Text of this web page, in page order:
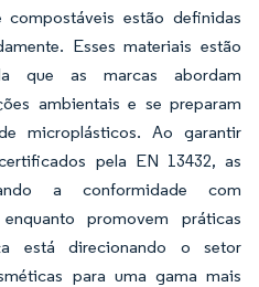
estão definidas
Esses materiais estão
que as marcas abordam
ambientais e se preparam
microplásticos. Ao garantir
pela EN 13432, as
a conformidade com
promovem práticas
está direcionando o setor
para uma gama mais